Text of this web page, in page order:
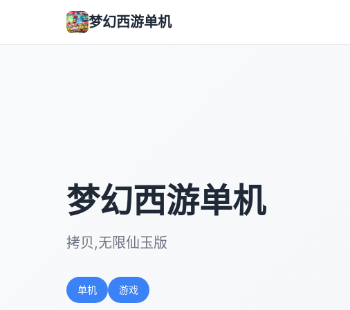
梦幻西游单机
梦幻西游单机
拷贝,无限仙玉版
单机 游戏